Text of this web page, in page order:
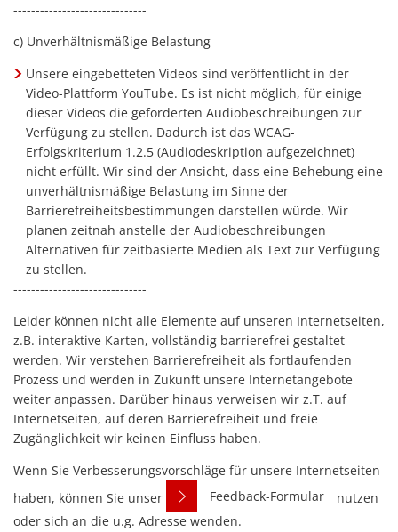
------------------------------
c) Unverhältnismäßige Belastung
Unsere eingebetteten Videos sind veröffentlicht in der
Video-Plattform YouTube. Es ist nicht möglich, für einige
dieser Videos die geforderten Audiobeschreibungen zur
Verfügung zu stellen. Dadurch ist das WCAG-
Erfolgskriterium 1.2.5 (Audiodeskription aufgezeichnet)
nicht erfüllt. Wir sind der Ansicht, dass eine Behebung eine
unverhältnismäßige Belastung im Sinne der
Barrierefreiheitsbestimmungen darstellen würde. Wir
planen zeitnah anstelle der Audiobeschreibungen
Alternativen für zeitbasierte Medien als Text zur Verfügung
zu stellen.
------------------------------
Leider können nicht alle Elemente auf unseren Internetseiten,
z.B. interaktive Karten, vollständig barrierefrei gestaltet
werden. Wir verstehen Barrierefreiheit als fortlaufenden
Prozess und werden in Zukunft unsere Internetangebote
weiter anpassen. Darüber hinaus verweisen wir z.T. auf
Internetseiten, auf deren Barrierefreiheit und freie
Zugänglichkeit wir keinen Einfluss haben.
Wenn Sie Verbesserungsvorschläge für unsere Internetseiten
haben, können Sie unser
Feedback-Formular
nutzen
oder sich an die u.g. Adresse wenden.